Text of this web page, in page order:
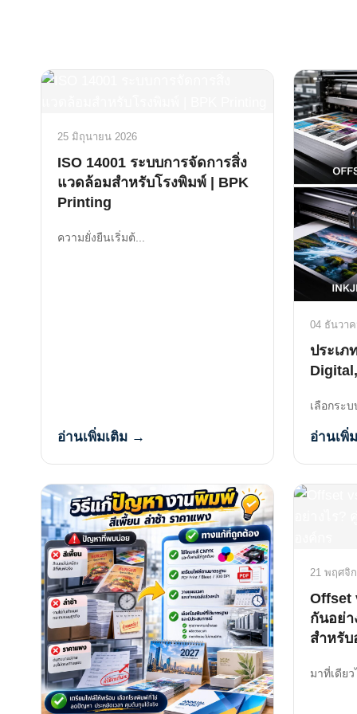
25 มิถุนายน 2026
ISO 14001 ระบบการจัดการสิ่ง
แวดล้อมสำหรับโรงพิมพ์ | BPK
Printing
ความยั่งยืนเริ่มต้...
อ่านเพิ่มเติม →
04 ธันวา
ประเภ
เลือกระ
อ่านเพิ่
21 พฤศจิ
Offset
กันอย่า
สำหรับ
มาที่เดีย